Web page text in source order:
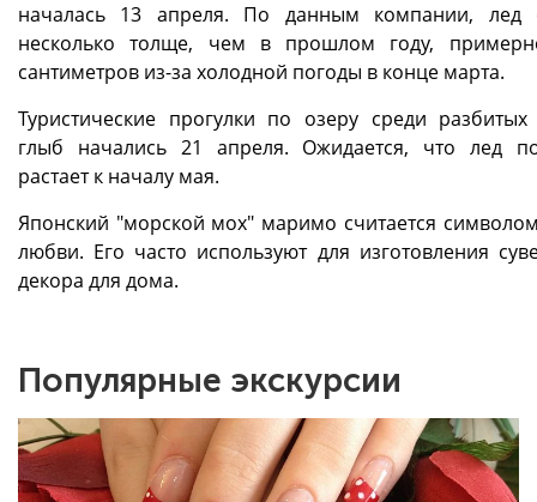
началась 13 апреля. По данным компании, лед
несколько толще, чем в прошлом году,
сантиметров из-за холодной погоды в конце марта.
Туристические прогулки по озеру среди
глыб начались 21 апреля. Ожидается, что лед
растает к началу мая.
Японский "морской мох" маримо считается
любви. Его часто используют для изготовления
декора для дома.
Популярные экскурсии